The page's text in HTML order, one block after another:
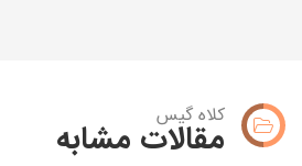
کلاه گیس
مقالات مشابه